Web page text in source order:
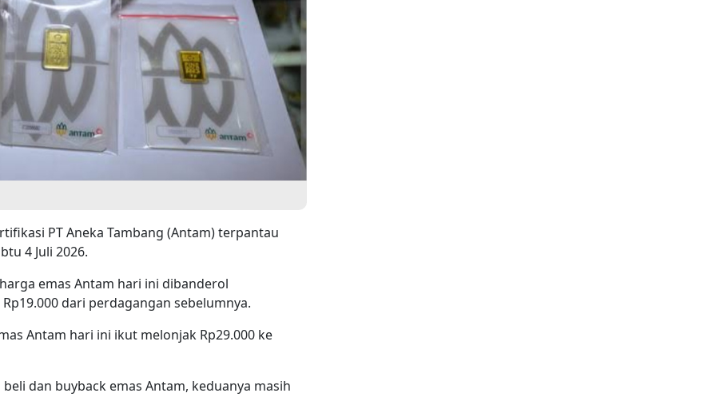
PT Aneka Tambang (Antam) terpantau
4 Juli 2026.
emas Antam hari ini dibanderol
dari perdagangan sebelumnya.
Antam hari ini ikut melonjak Rp29.000 ke
dan buyback emas Antam, keduanya masih